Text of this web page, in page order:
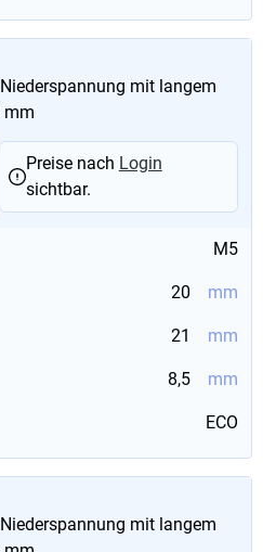
mit langem
mm
M5
20 mm
21 mm
8,5 mm
ECO
Preise nach Login
sichtbar.
mit langem